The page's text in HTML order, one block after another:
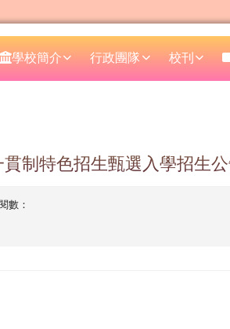
學校簡介 行政團隊 校刊
制特色招生甄選入學招生
數：